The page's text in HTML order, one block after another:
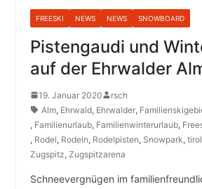
FREESKI NEWS NEWS SNOWBOARD
Pistengaudi und
auf der Ehrwalder
19. Januar 2020
rsch
Alm, Ehrwald, Ehrwalder,
, Familienurlaub, Familienwinterurlaub,
, Rodel, Rodeln, Rodelpisten, Snowpark, tirol
Zugspitz, Zugspitzarena
Schneevergnügen im